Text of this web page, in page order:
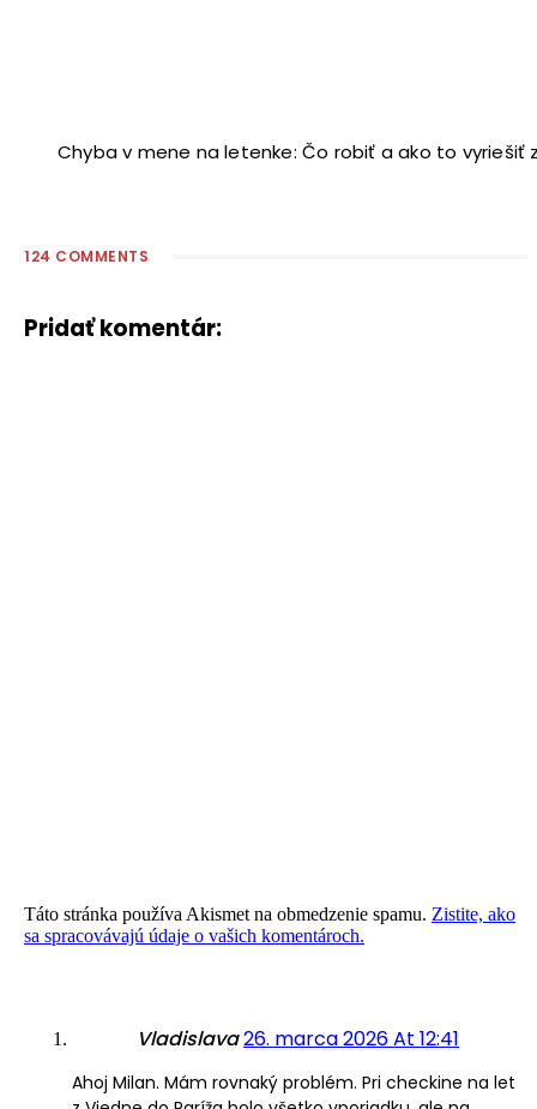
Chyba v mene na letenke: Čo robiť a ako to vyriešiť
124 COMMENTS
Vladislava26. marca 2026 At 12:41
Ahoj Milan. Mám rovnaký problém. Pri checkine na let
Pridať komentár:
Táto stránka používa Akismet na obmedzenie spamu. Zistite, ako
sa spracovávajú údaje o vašich komentároch.